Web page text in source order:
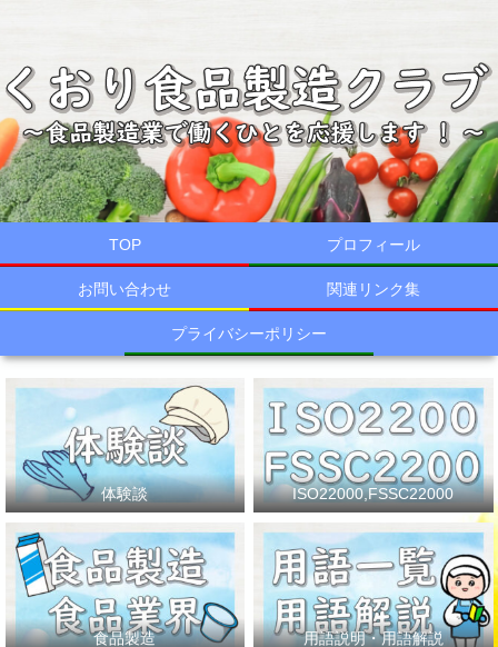
TOP プロフィール
お問い合わせ 関連リンク集
プライバシーポリシー
体験談 ISO22000,FSSC22000
食品製造 用語説明・用語解説